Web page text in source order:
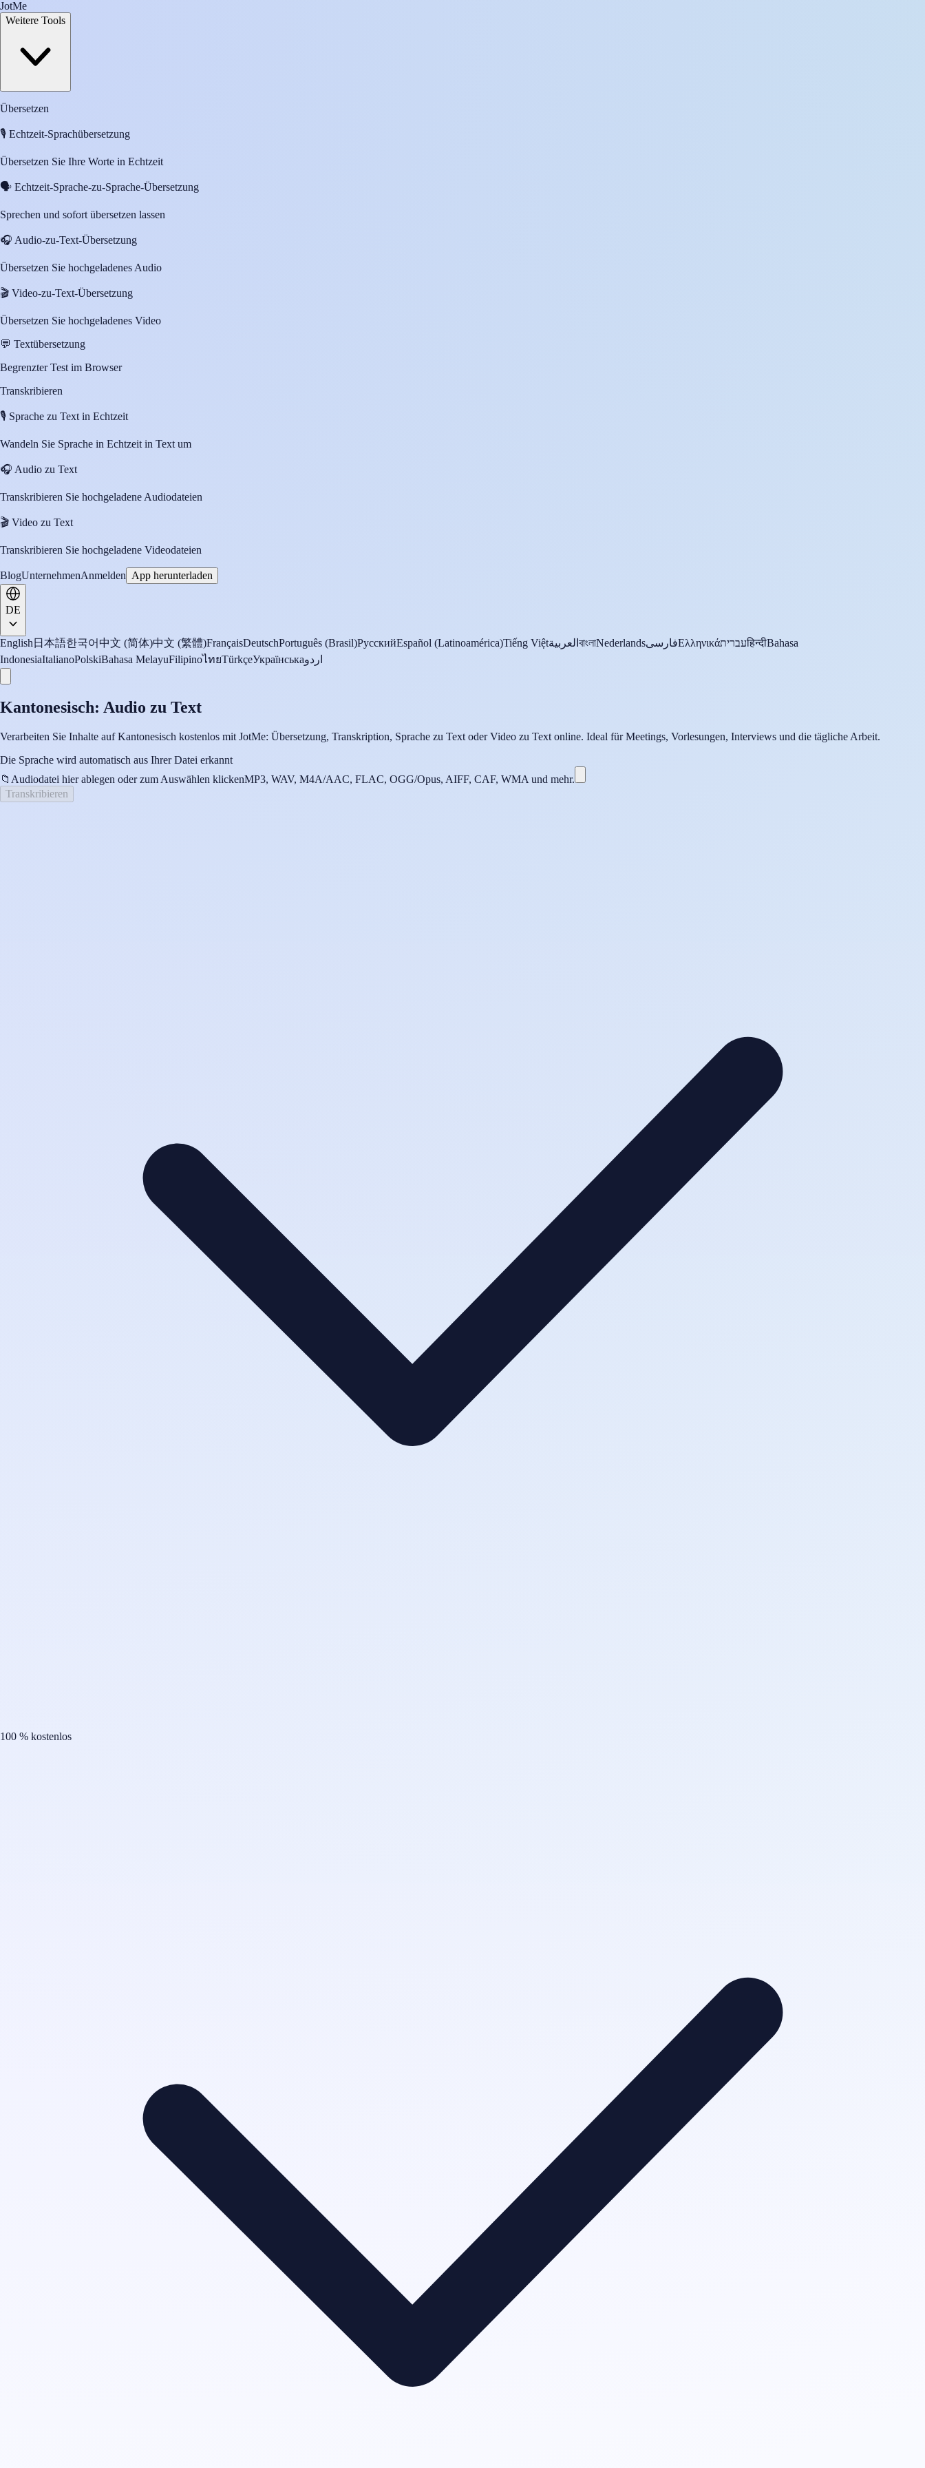
JotMe
Weitere Tools
Übersetzen
🎙️ Echtzeit-Sprachübersetzung
Übersetzen Sie Ihre Worte in Echtzeit
🗣️ Echtzeit-Sprache-zu-Sprache-Übersetzung
Sprechen und sofort übersetzen lassen
🎧 Audio-zu-Text-Übersetzung
Übersetzen Sie hochgeladenes Audio
🎬 Video-zu-Text-Übersetzung
Übersetzen Sie hochgeladenes Video
💬 Textübersetzung
Begrenzter Test im Browser
Transkribieren
🎙️ Sprache zu Text in Echtzeit
Wandeln Sie Sprache in Echtzeit in Text um
🎧 Audio zu Text
Transkribieren Sie hochgeladene Audiodateien
🎬 Video zu Text
Transkribieren Sie hochgeladene Videodateien
BlogUnternehmenAnmelden App herunterladen
DE
English 日本語한국어中文 (简体)中文 (繁體)FrançaisDeutschPortuguês (Brasil)РусскийEspañol (Latinoamérica)Tiếng Việtالعربية বাংলাNederlandsفارسیΕλληνικάעבריתहिन्दीBahasa
IndonesiaItalianoPolskiBahasa MelayuFilipinoไทยTürkçeУкраїнськаاردو
Kantonesisch: Audio zu Text
Verarbeiten Sie Inhalte auf Kantonesisch kostenlos mit JotMe: Übersetzung, Transkription, Sprache zu Text oder Video zu Text online. Ideal für Meetings, Vorlesungen, Interviews und die tägliche Arbeit.
Die Sprache wird automatisch aus Ihrer Datei erkannt
📁 Audiodatei hier ablegen oder zum Auswählen klickenMP3, WAV, M4A/AAC, FLAC, OGG/Opus, AIFF, CAF, WMA und mehr.
Transkribieren
100 % kostenlos